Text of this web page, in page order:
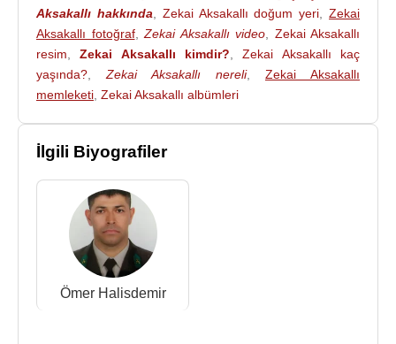
Kaynak:Biyografiler.com
Aksakallı hakkında
Zekai Aksakallı doğum yeri ,Zekai
Aksakallı fotoğraf, Zekai Aksakallı video
Zekai Aksakallı
resim ,Zekai Aksakallı kimdir? ,Zekai Aksakallı kaç
yaşında?
Zekai Aksakallı nereli, Zekai Aksakallı
memleketi Zekai Aksakallı albümleri
İlgili Biyografiler
Ömer Halisdemir